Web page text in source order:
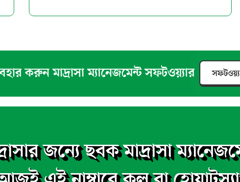
করুন মাদ্রাসা ম্যানেজমেন্ট সফটওয়্যার
জন্যে ছবক মাদ্রাসা